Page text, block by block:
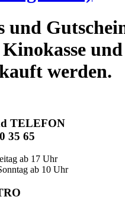
und
werden.
TELEFON
35 65
ab 17 Uhr
ab 10 Uhr